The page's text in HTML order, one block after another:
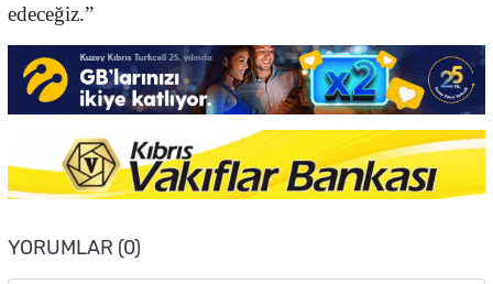
edeceğiz.”
YORUMLAR (0)